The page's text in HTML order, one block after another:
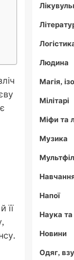
її
Людина
Магія,
Мілітарі
Міфи та
Музика
Напої
Наука
Новини
Одяг,